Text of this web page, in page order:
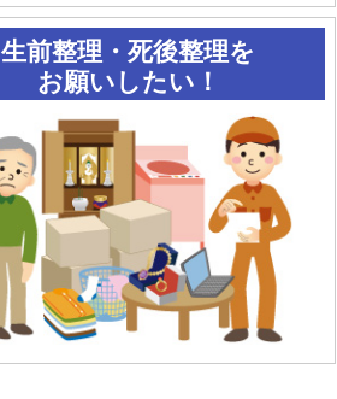
生前整理・死後整理を
お願いしたい！